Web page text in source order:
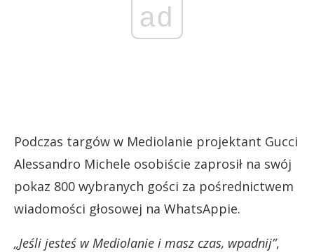
ad
Podczas targów w Mediolanie projektant Gucci
Alessandro Michele osobiście zaprosił na swój
pokaz 800 wybranych gości za pośrednictwem
wiadomości głosowej na WhatsAppie.
„Jeśli jesteś w Mediolanie i masz czas, wpadnij”,